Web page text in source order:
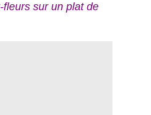
sur un plat de